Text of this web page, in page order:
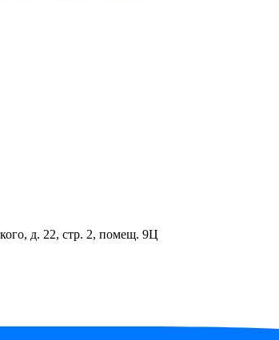
д. 22, стр. 2, помещ. 9Ц